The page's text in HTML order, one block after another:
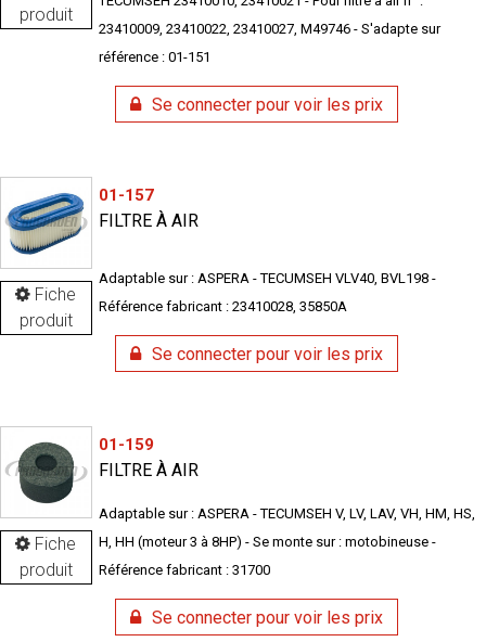
produit
23410009, 23410022, 23410027, M49746 - S'adapte sur
référence : 01-151
Se connecter pour voir les prix
Fiche
produit
01-157
FILTRE À AIR
Adaptable sur : ASPERA - TECUMSEH VLV40, BVL198 -
Référence fabricant : 23410028, 35850A
Se connecter pour voir les prix
Fiche
produit
01-159
FILTRE À AIR
Adaptable sur : ASPERA - TECUMSEH V, LV, LAV, VH, HM, HS,
H, HH (moteur 3 à 8HP) - Se monte sur : motobineuse -
Référence fabricant : 31700
Se connecter pour voir les prix